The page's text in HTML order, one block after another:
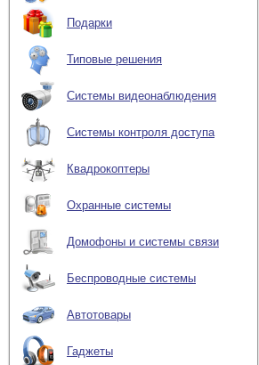
Подарки
Типовые решения
Системы видеонаблюдения
Системы контроля доступа
Квадрокоптеры
Охранные системы
Домофоны и системы связи
Беспроводные системы
Автотовары
Гаджеты